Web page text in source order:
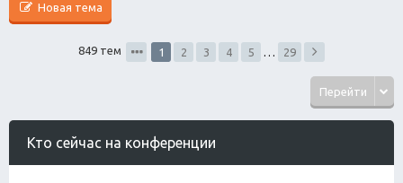
Новая тема
849 тем 1 2 3 4 5 … 29
Перейти
Кто сейчас на конференции